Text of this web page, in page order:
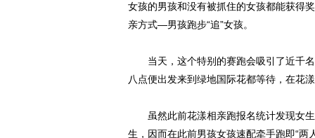
女孩的男孩和没有被抓住的女孩都能获得
亲方式—男孩跑步“追”女孩。
当天，这个特别的赛跑会吸引了近千名
八点便出发来到绿地国际花都等待，在花
虽然此前花漾相亲跑报名统计发现女生
生，因而在此前男孩女孩速配牵手跑即“